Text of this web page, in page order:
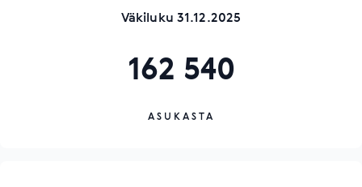
Väkiluku 31.12.2025
162 540
ASUKASTA